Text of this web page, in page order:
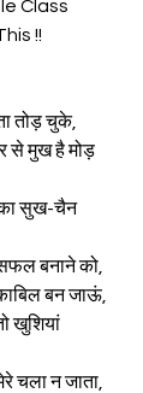
Class
!!
तोड़ चुके,
से मुख है मोड़
का सुख-चैन
बनाने को,
बन जाऊं,
खुशियां
चला न जाता,